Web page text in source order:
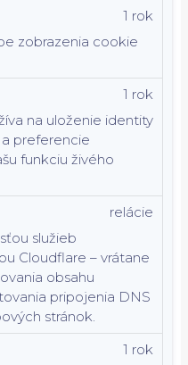
zobrazenia cookie
1 rok
na uloženie identity
preferencie
funkciu živého
1 rok
služieb
Cloudflare – vrátane
obsahu
pripojenia DNS
stránok.
relácie
1 rok